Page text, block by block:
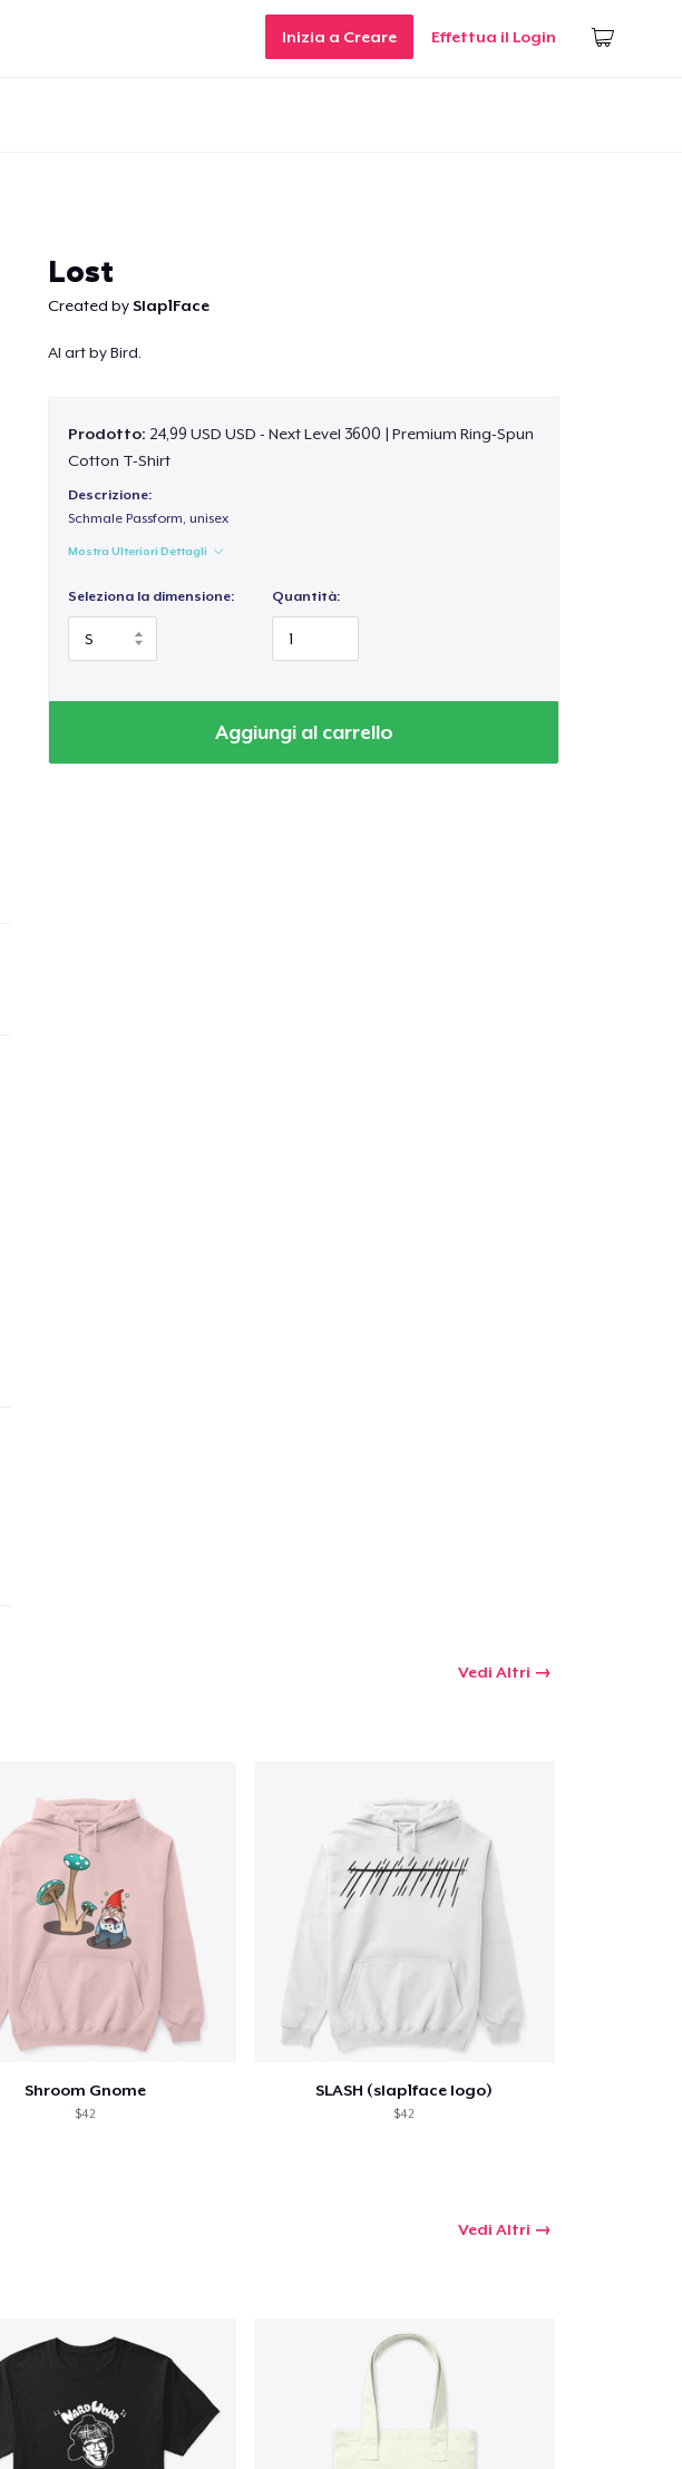
Inizia a Creare Effettua il Login
Lost
Created bySlap1Face
AI art by Bird.
Prodotto: 24,99 USD USD - Next Level 3600 | Premium Ring-Spun
Cotton T-Shirt
Descrizione:
Schmale Passform, unisex
Mostra Ulteriori Dettagli
Seleziona la dimensione: Quantità:
Aggiungi al carrello
Vedi Altri
Shroom Gnome
$42
SLASH (slap1face logo)
$42
Vedi Altri
Vai al tuo carrello